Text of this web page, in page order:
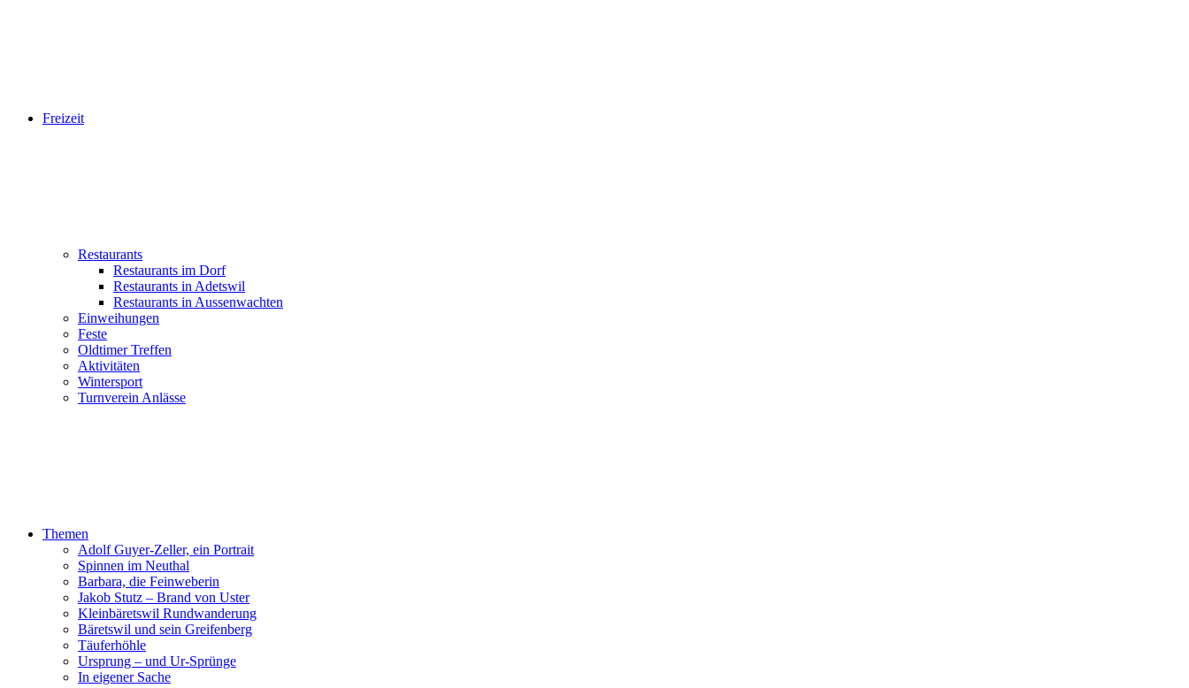
Freizeit
Restaurants
Restaurants im Dorf
Restaurants in Adetswil
Restaurants in Aussenwachten
Einweihungen
Feste
Oldtimer Treffen
Aktivitäten
Wintersport
Turnverein Anlässe
Themen
Adolf Guyer-Zeller, ein Portrait
Spinnen im Neuthal
Barbara, die Feinweberin
Jakob Stutz – Brand von Uster
Kleinbäretswil Rundwanderung
Bäretswil und sein Greifenberg
Täuferhöhle
Ursprung – und Ur-Sprünge
In eigener Sache